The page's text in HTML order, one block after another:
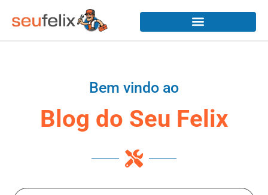
Bem vindo ao
Blog do Seu Felix